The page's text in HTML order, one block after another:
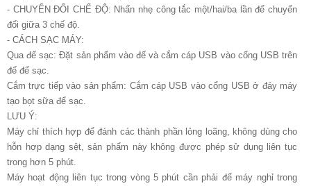
- CHUYỂN ĐỔI CHẾ ĐỘ: Nhấn nhẹ công tắc một/hai/ba lần để chuyển
đổi giữa 3 chế độ.
- CÁCH SẠC MÁY:
Qua đế sạc: Đặt sản phẩm vào đế và cắm cáp USB vào cổng USB trên
đế để sạc.
Cắm trực tiếp vào sản phẩm: Cắm cáp USB vào cổng USB ở đáy máy
tạo bọt sữa để sạc.
LƯU Ý:
Máy chỉ thích hợp để đánh các thành phần lỏng loãng, không dùng cho
hỗn hợp dạng sệt, sản phẩm này không được phép sử dụng liên tục
trong hơn 5 phút.
Máy hoạt động liên tục trong vòng 5 phút cần phải để máy nghỉ trong